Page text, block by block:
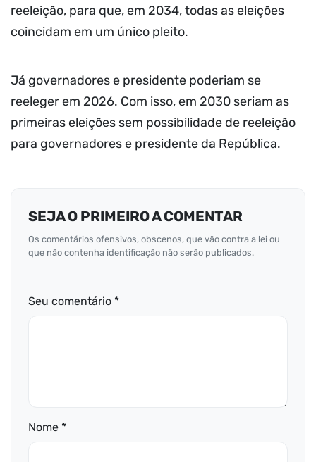
reeleição, para que, em 2034, todas as eleições
coincidam em um único pleito.
Já governadores e presidente poderiam se
reeleger em 2026. Com isso, em 2030 seriam as
primeiras eleições sem possibilidade de reeleição
para governadores e presidente da República.
SEJA O PRIMEIRO A COMENTAR
Os comentários ofensivos, obscenos, que vão contra a lei ou
que não contenha identificação não serão publicados.
Seu comentário *
Nome *